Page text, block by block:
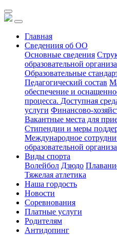
Главная
Сведениия об ОО
Основные сведения
образовательной
Образовательные
Педагогический состав
обеспечение и
процесса. Доступная
услуги Финансово-
Вакантные места для
Стипендии и меры
Международное
образовательной
Виды спорта
Волейбол Дзюдо
Тяжелая атлетика
Наша гордость
Новости
Соревнования
Платные услуги
Родителям
Антидопинг